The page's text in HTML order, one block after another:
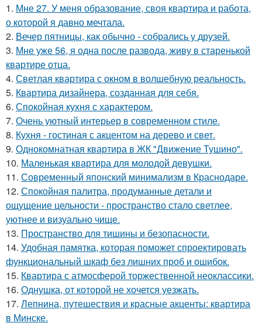
1. Мне 27. У меня образование, своя квартира и работа,
о которой я давно мечтала.
2. Вечер пятницы, как обычно - собрались у друзей.
3. Мне уже 56, я одна после развода, живу в старенькой
квартире отца.
4. Светлая квартира с окном в волшебную реальность.
5. Квартира дизайнера, созданная для себя.
6. Спокойная кухня с характером.
7. Очень уютный интерьер в современном стиле.
8. Кухня - гостиная с акцентом на дерево и свет.
9. Однокомнатная квартира в ЖК "Движение Тушино".
10. Маленькая квартира для молодой девушки.
11. Современный японский минимализм в Краснодаре.
12. Спокойная палитра, продуманные детали и
ощущение цельности - пространство стало светлее,
уютнее и визуально чище.
13. Пространство для тишины и безопасности.
14. Удобная памятка, которая поможет спроектировать
функциональный шкаф без лишних проб и ошибок.
15. Квартира с атмосферой торжественной неоклассики.
16. Однушка, от которой не хочется уезжать.
17. Лепнина, путешествия и красные акценты: квартира
в Минске.